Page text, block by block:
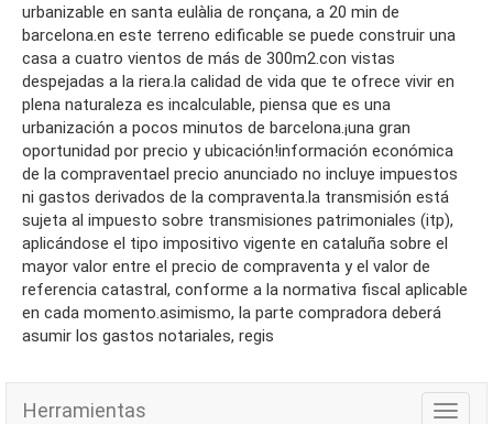
urbanizable en santa eulàlia de ronçana, a 20 min de
barcelona.en este terreno edificable se puede construir una
casa a cuatro vientos de más de 300m2.con vistas
despejadas a la riera.la calidad de vida que te ofrece vivir en
plena naturaleza es incalculable, piensa que es una
urbanización a pocos minutos de barcelona.¡una gran
oportunidad por precio y ubicación!información económica
de la compraventael precio anunciado no incluye impuestos
ni gastos derivados de la compraventa.la transmisión está
sujeta al impuesto sobre transmisiones patrimoniales (itp),
aplicándose el tipo impositivo vigente en cataluña sobre el
mayor valor entre el precio de compraventa y el valor de
referencia catastral, conforme a la normativa fiscal aplicable
en cada momento.asimismo, la parte compradora deberá
asumir los gastos notariales, regis
Herramientas